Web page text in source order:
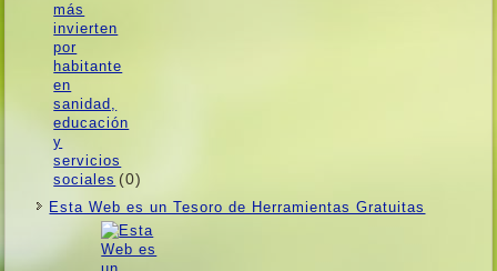
(0)
Esta Web es un Tesoro de Herramientas Gratuitas